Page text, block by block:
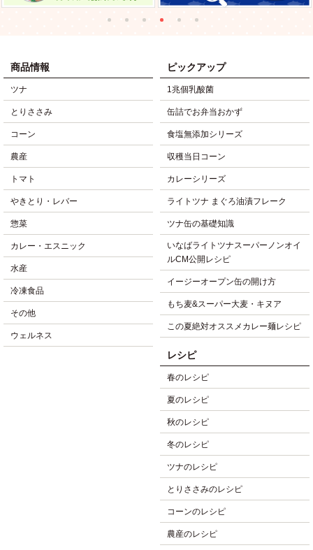
商品情報
ツナ
とりささみ
コーン
農産
トマト
やきとり・レバー
惣菜
カレー・エスニック
水産
冷凍食品
その他
ウェルネス
ピックアップ
1兆個乳酸菌
缶詰でお弁当おかず
食塩無添加シリーズ
収穫当日コーン
カレーシリーズ
ライトツナ まぐろ油漬フレーク
ツナ缶の基礎知識
いなばライトツナスーパーノンオイ
ルCM公開レシピ
イージーオープン缶の開け方
もち麦&スーパー大麦・キヌア
この夏絶対オススメカレー麺レシピ
レシピ
春のレシピ
夏のレシピ
秋のレシピ
冬のレシピ
ツナのレシピ
とりささみのレシピ
コーンのレシピ
農産のレシピ